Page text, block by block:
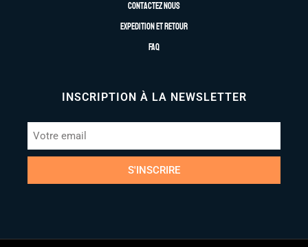
Contactez nous
Expedition et retour
FAQ
INSCRIPTION À LA NEWSLETTER
S'INSCRIRE